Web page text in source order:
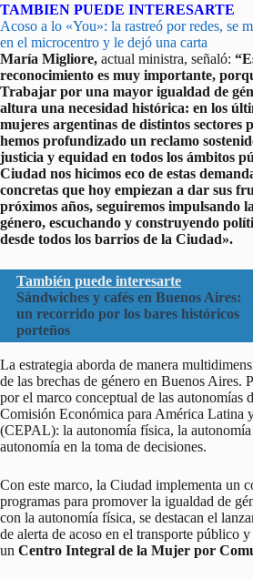
TAMBIEN PUEDE INTERESARTE
Acoso a lo «You»: la rastreó por redes, se
en el microcentro y le dejó una carta
María Migliore, actual ministra, señaló:
reconocimiento es muy importante,
Trabajar por una mayor igualdad de
altura una necesidad histórica: en los
mujeres argentinas de distintos sectores
hemos profundizado un reclamo
justicia y equidad en todos los ámbitos
Ciudad nos hicimos eco de estas
concretas que hoy empiezan a dar sus
próximos años, seguiremos impulsando
género, escuchando y construyendo
desde todos los barrios de la Ciudad».
También puede interesarte
Sándwiches y cafés en Buenos Aires:
un recorrido por los bares históricos
porteños
La estrategia aborda de manera
de las brechas de género en Buenos Aires.
por el marco conceptual de las autonomías
Comisión Económica para América Latina
(CEPAL): la autonomía física, la
autonomía en la toma de decisiones.
Con este marco, la Ciudad implementa un
programas para promover la igualdad de
con la autonomía física, se destacan el
de alerta de acoso en el transporte público
un Centro Integral de la Mujer por